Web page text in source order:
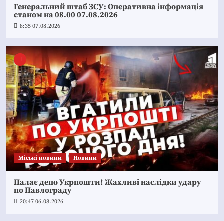
Генеральний штаб ЗСУ: Оперативна інформація
станом на 08.00 07.08.2026
8:35 07.08.2026
Mіські новини Новини
Палає депо Укрпошти! Жахливі наслідки удару
по Павлограду
20:47 06.08.2026